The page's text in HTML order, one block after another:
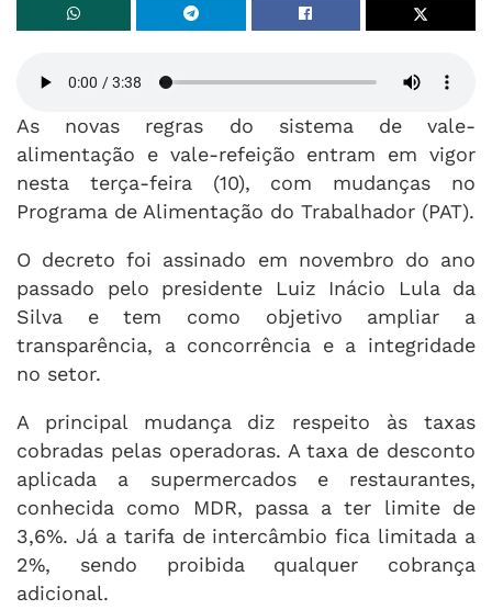
As novas regras do sistema de vale-
alimentação e vale-refeição entram em vigor
nesta terça-feira (10), com mudanças no
Programa de Alimentação do Trabalhador (PAT).
O decreto foi assinado em novembro do ano
passado pelo presidente Luiz Inácio Lula da
Silva e tem como objetivo ampliar a
transparência, a concorrência e a integridade
no setor.
A principal mudança diz respeito às taxas
cobradas pelas operadoras. A taxa de desconto
aplicada a supermercados e restaurantes,
conhecida como MDR, passa a ter limite de
3,6%. Já a tarifa de intercâmbio fica limitada a
2%, sendo proibida qualquer cobrança
adicional.